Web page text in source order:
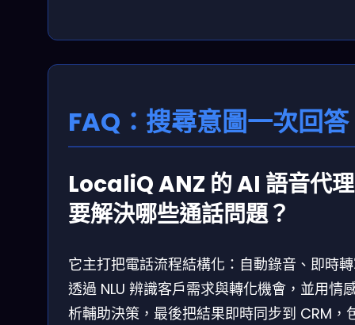
FAQ：搜尋意圖一次回答
LocaliQ ANZ 的 AI 語音代
要解決哪些通話問題？
它主打把電話流程結構化：自動錄音、即時
透過 NLU 辨識客戶需求與轉化機會，並用情
析輔助決策，最後把結果即時同步到 CRM，